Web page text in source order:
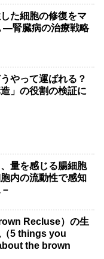
た細胞の修復をマ
―腎臓病の治療戦略
やって運ばれる？
」の役割の検証に
量を感じる腸細胞
内の流動性で感知
Recluse）の生
5 things you
the brown